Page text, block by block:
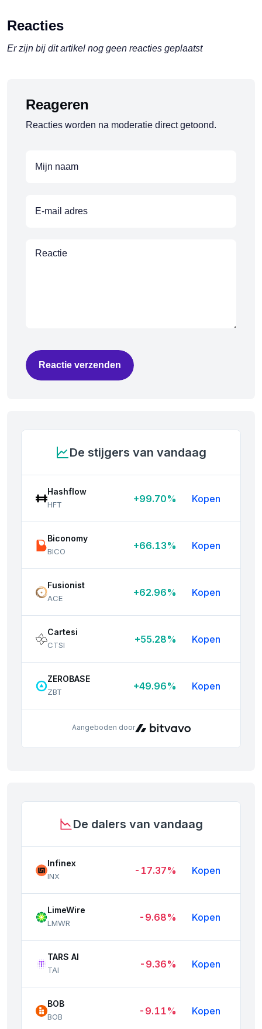
Reacties
Er zijn bij dit artikel nog geen reacties geplaatst
Reageren
Reacties worden na moderatie direct getoond.
Reactie verzenden